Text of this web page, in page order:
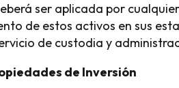
ser aplicada por
de estos activos en sus
de custodia y
de Inversión